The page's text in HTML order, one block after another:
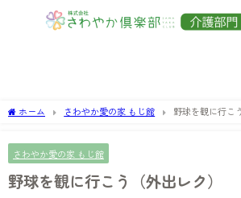
ホーム さわやか愛の家 もじ館 野球を観に行こ
さわやか愛の家 もじ館
野球を観に行こう（外出レク）